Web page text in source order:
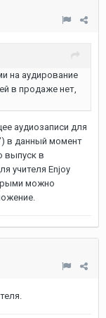
на аудирование
в продаже нет,
аудиозаписи для
в данный момент
выпуск в
учителя Enjoy
можно